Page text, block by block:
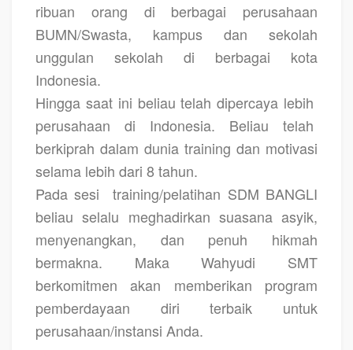
ribuan orang di berbagai perusahaan
BUMN/Swasta, kampus dan sekolah
unggulan sekolah di berbagai kota
Indonesia.
Hingga saat ini beliau telah dipercaya lebih
perusahaan di Indonesia. Beliau telah
berkiprah dalam dunia training dan motivasi
selama lebih dari 8 tahun.
Pada sesi
training/pelatihan SDM BANGLI
beliau selalu meghadirkan suasana asyik,
menyenangkan, dan penuh hikmah
bermakna. Maka Wahyudi SMT
berkomitmen akan memberikan program
pemberdayaan diri terbaik untuk
perusahaan/instansi Anda.